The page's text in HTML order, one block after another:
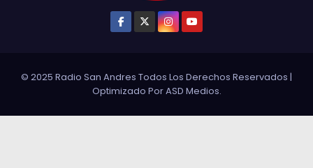
© 2025 Radio San Andres Todos Los Derechos Reservados |
Optimizado PorASD Medios.